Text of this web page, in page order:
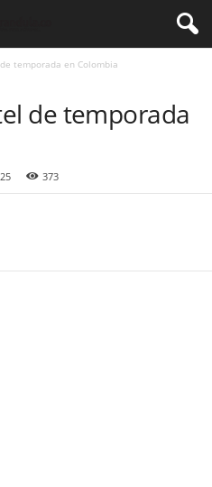
temporada en Colombia
de temporada
373